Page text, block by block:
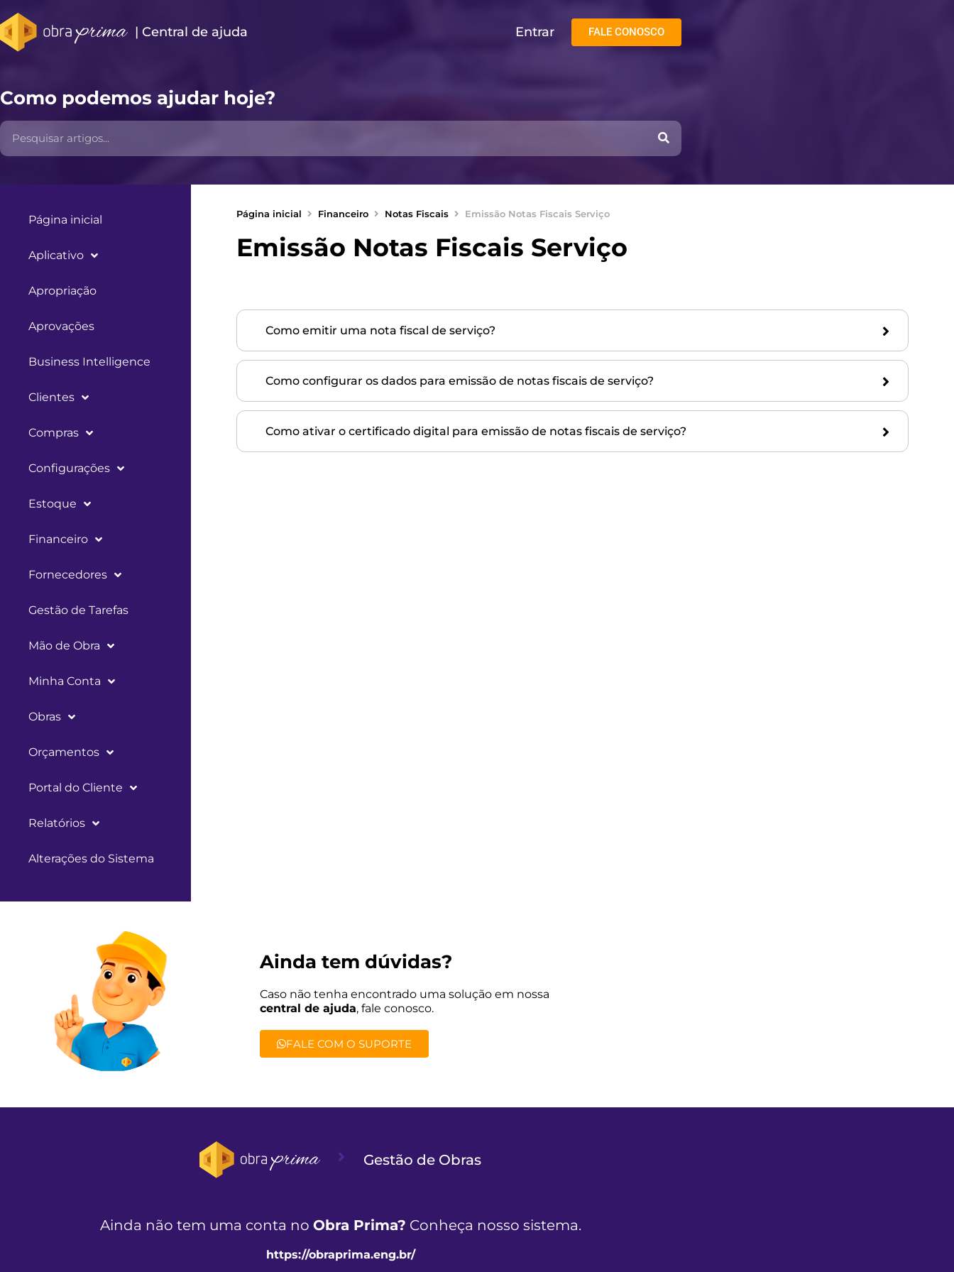
| Central de ajuda​ Entrar FALE CONOSCO
Como podemos ajudar hoje?
Página inicial
Aplicativo
Apropriação
Aprovações
Business Intelligence
Clientes
Compras
Configurações
Estoque
Financeiro
Fornecedores
Gestão de Tarefas
Mão de Obra
Minha Conta
Obras
Orçamentos
Portal do Cliente
Relatórios
Alterações do Sistema
Página inicial Financeiro Notas Fiscais Emissão Notas Fiscais Serviço
Emissão Notas Fiscais Serviço
Como emitir uma nota fiscal de serviço?
Como configurar os dados para emissão de notas fiscais de serviço?
Como ativar o certificado digital para emissão de notas fiscais de serviço?
Ainda tem dúvidas?
Caso não tenha encontrado uma solução em nossa
central de ajuda, fale conosco.
FALE COM O SUPORTE
Gestão de Obras
Ainda não tem uma conta no Obra Prima? Conheça nosso sistema.
https://obraprima.eng.br/